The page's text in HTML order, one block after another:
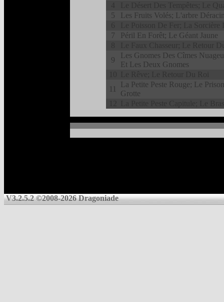
5
Les Fruits Volés; L'arbre
7
Péril En Forêt; Le Géant Jaune
9
Les Gnomes Des Cîmes
Et Les Deux Gnomes
11
La Petite Peste Rouge; Le
Grotte
V3.2.5.2 ©2008-2026 Dragoniade